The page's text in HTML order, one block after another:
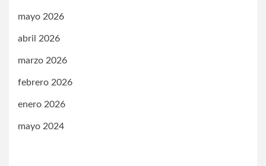
mayo 2026
abril 2026
marzo 2026
febrero 2026
enero 2026
mayo 2024